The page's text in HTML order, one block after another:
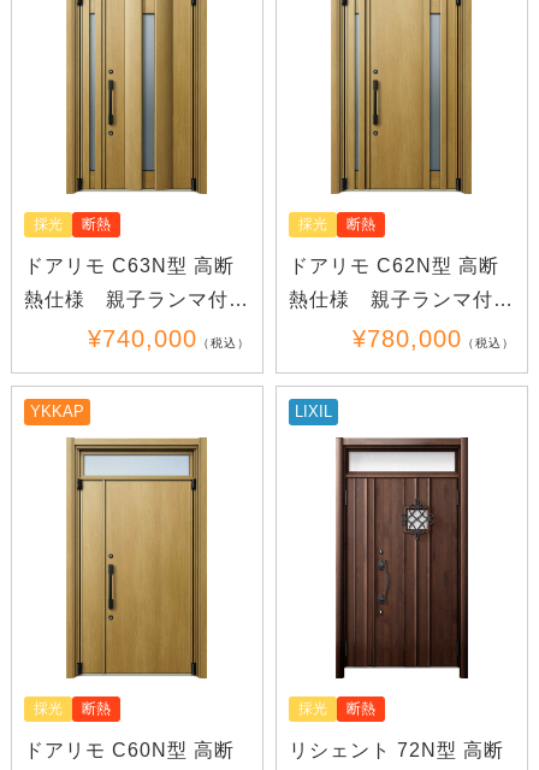
採光 断熱
ドアリモ C63N型 高断
熱仕様 親子ランマ付き
(木目)(アルミ)
¥740,000 （税込）
採光 断熱
ドアリモ C62N型 高断
熱仕様 親子ランマ付き
¥780,000 （税込）
YKKAP
採光 断熱
ドアリモ C60N型 高断
LIXIL
採光 断熱
リシェント 72N型 高断